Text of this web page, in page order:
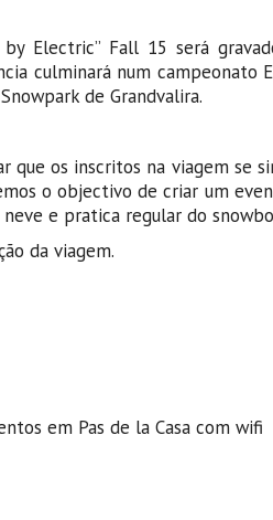
by Electric” Fall 15 será
culminará num
de Grandvalira.
que os inscritos na viagem
o objectivo de criar um
e pratica regular do
da viagem.
em Pas de la Casa com wifi